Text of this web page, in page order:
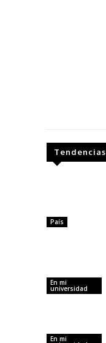
Tendencias
País
En mi
universidad
En mi